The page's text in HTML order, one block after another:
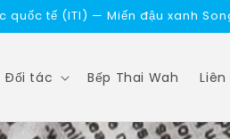
quốc tế (ITI) — Miến đậu xanh
Đối tác Bếp Thai Wah Liên